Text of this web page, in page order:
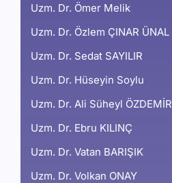
Uzm. Dr. Ömer Melik
Uzm. Dr. Özlem ÇINAR ÜNAL
Uzm. Dr. Sedat SAYILIR
Uzm. Dr. Hüseyin Soylu
Uzm. Dr. Ali Süheyl ÖZDEMİR
Uzm. Dr. Ebru KILINÇ
Uzm. Dr. Vatan BARIŞIK
Uzm. Dr. Volkan ONAY